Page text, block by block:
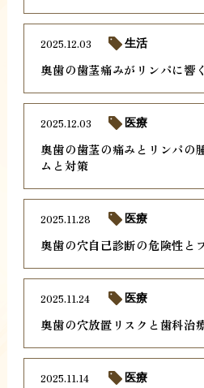
奥歯の歯茎痛みがリンパに響
2025.12.03 生活
奥歯の歯茎の痛みとリンパの
ムと対策
2025.12.03 医療
奥歯の穴自己診断の危険性と
2025.11.28 医療
奥歯の穴放置リスクと歯科治
2025.11.24 医療
2025.11.14 医療